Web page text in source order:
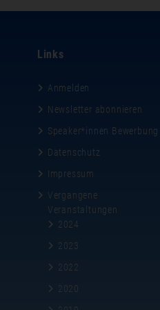
Links
Anmelden
Newsletter abonnieren
Speaker*innen Bewerbung
Datenschutz
Impressum
Vergangene
Veranstaltungen
2024
2023
2022
2020